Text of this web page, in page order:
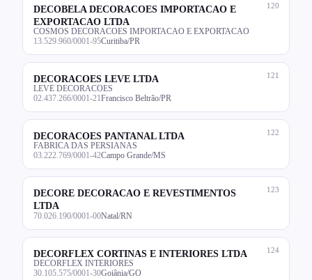
120
DECOBELA DECORACOES IMPORTACAO E
EXPORTACAO LTDA
COSMOS DECORACOES IMPORTACAO E EXPORTACAO
13.529.960/0001-95Curitiba/PR
121
DECORACOES LEVE LTDA
LEVE DECORACOES
02.437.266/0001-21 Francisco Beltrão/PR
122
DECORACOES PANTANAL LTDA
FABRICA DAS PERSIANAS
03.222.769/0001-42Campo Grande/MS
123
DECORE DECORACAO E REVESTIMENTOS
LTDA
70.026.190/0001-00Natal/RN
124
DECORFLEX CORTINAS E INTERIORES LTDA
DECORFLEX INTERIORES
30.105.575/0001-30Goiânia/GO